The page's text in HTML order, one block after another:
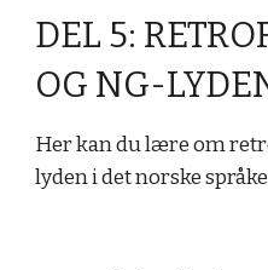
DEL 5:
OG NG-
Her kan du lære om
lyden i det norske